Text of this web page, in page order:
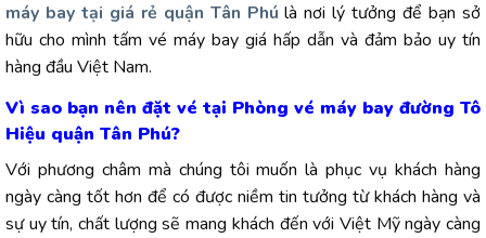
máy bay tại giá rẻ quận Tân Phú là nơi lý tưởng để bạn sở
hữu cho mình tấm vé máy bay giá hấp dẫn và đảm bảo uy tín
hàng đầu Việt Nam.
Vì sao bạn nên đặt vé tại Phòng vé máy bay đường Tô
Hiệu quận Tân Phú?
Với phương châm mà chúng tôi muốn là phục vụ khách hàng
ngày càng tốt hơn để có được niềm tin tưởng từ khách hàng và
sự uy tín, chất lượng sẽ mang khách đến với Việt Mỹ ngày càng